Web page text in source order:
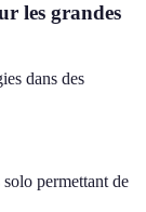
les grandes
dans des
permettant de